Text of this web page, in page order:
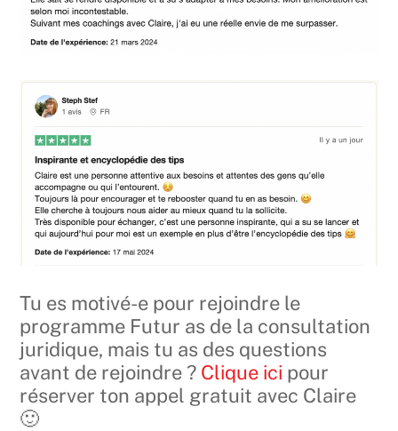
Tu es motivé-e pour rejoindre le
programme Futur as de la consultation
juridique, mais tu as des questions
avant de rejoindre ? Clique ici pour
réserver ton appel gratuit avec Claire
🙂